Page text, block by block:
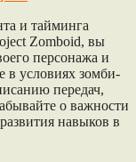
и тайминга
Zomboid, вы
персонажа и
условиях зомби-
передач,
о важности
навыков в